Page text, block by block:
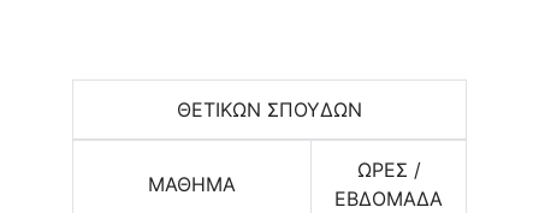
ΘΕΤΙΚΩΝ ΣΠΟΥΔΩΝ
ΜΑΘΗΜΑ
ΩΡΕΣ /
ΕΒΔΟΜΑΔΑ